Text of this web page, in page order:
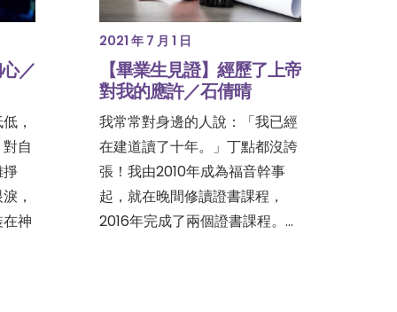
／
，
自
，
神
2021 年 7 月 1 日
【畢業生見證】經歷了上帝
對我的應許／石倩晴
我常常對身邊的人說：「我已經
在建道讀了十年。」丁點都沒誇
張！我由2010年成為福音幹事
起，就在晚間修讀證書課程，
2016年完成了兩個證書課程。…